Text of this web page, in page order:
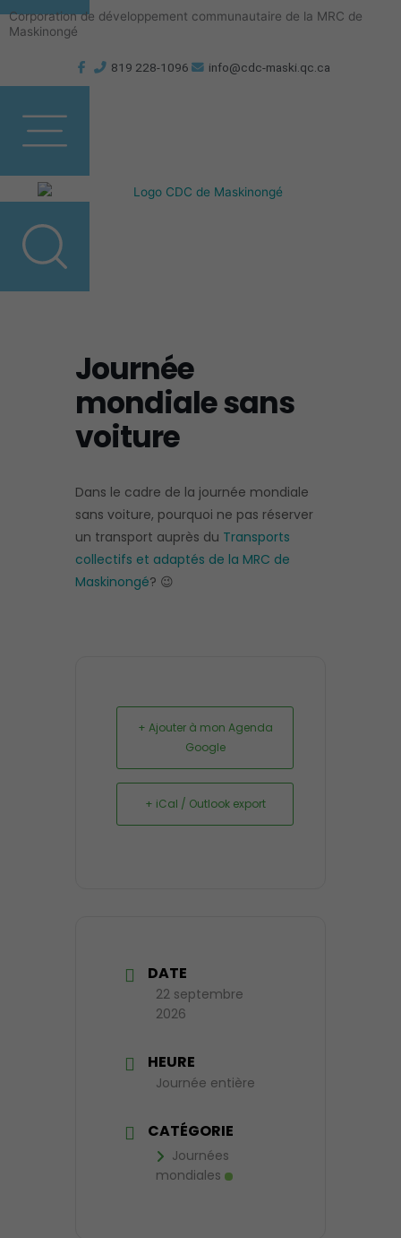
Aller
au
Corporation de développement communautaire de la MRC de
Maskinongé
819 228-1096 info@cdc-maski.qc.ca
Journée
mondiale sans
voiture
Dans le cadre de la journée mondiale
sans voiture, pourquoi ne pas réserver
un transport auprès du Transports
collectifs et adaptés de la MRC de
Maskinongé? 😉
+ Ajouter à mon Agenda
Google
+ iCal / Outlook export
DATE
22 septembre
2026
HEURE
Journée entière
CATÉGORIE
Journées
mondiales